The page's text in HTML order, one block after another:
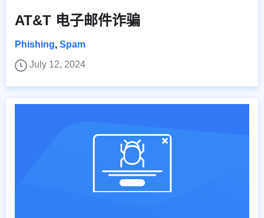
AT&T 电子邮件诈骗
Phishing, Spam
July 12, 2024